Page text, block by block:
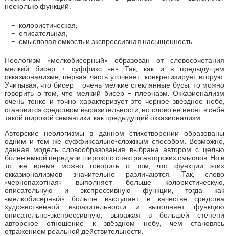
несколько функций:
колористическая;
описательная;
смысловая емкость и экспрессивная насыщенность.
Неологизм «мелкобисерный» образован от словосочетания
мелкий бисер + суффикс «н». Так, как и в предыдущем
окказионализме, первая часть уточняет, конкретизирует вторую.
Учитывая, что бисер – очень мелкие стеклянные бусы, то можно
говорить о том, что мелкий бисер – плеоназм. Окказионализм
очень тонко и точно характеризует это черное звездное небо,
становится средством выразительности, но слово не несет в себе
такой широкой семантики, как предыдущий окказионализм.
Авторские неологизмы в данном стихотворении образованы
одним и тем же суффиксально-сложным способом. Возможно,
данная модель словообразования выбрана автором с целью
более емкой передачи широкого спектра авторских смыслов. Но в
то же время можно говорить о том, что функции этих
окказионализмов значительно различаются. Так, слово
«чернопахотная» выполняет больше колористическую,
описательную и экспрессивную функции, тогда как
«мелкобисерный» больше выступает в качестве средства
художественной выразительности и выполняет функцию
описательно-экспрессивную, выражая в большей степени
авторское отношение к звёздном небу, чем становясь
отражением реальной действительности.